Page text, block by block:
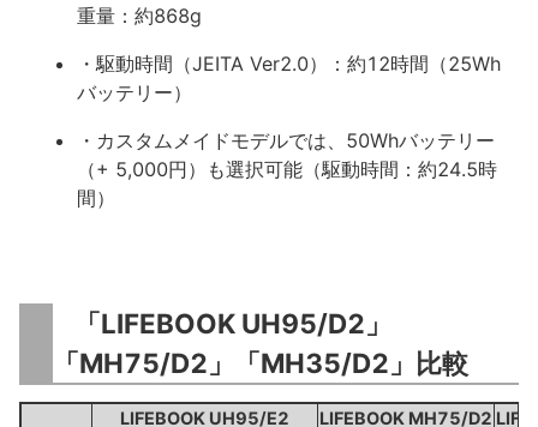
重量：約868g
・駆動時間（JEITA Ver2.0）：約12時間（25Wh
バッテリー）
・カスタムメイドモデルでは、50Whバッテリー
（+ 5,000円）も選択可能（駆動時間：約24.5時
間）
「LIFEBOOK UH95/D2」
「MH75/D2」「MH35/D2」比較
LIFEBOOK UH95/E2 LIFEBOOK MH75/D2